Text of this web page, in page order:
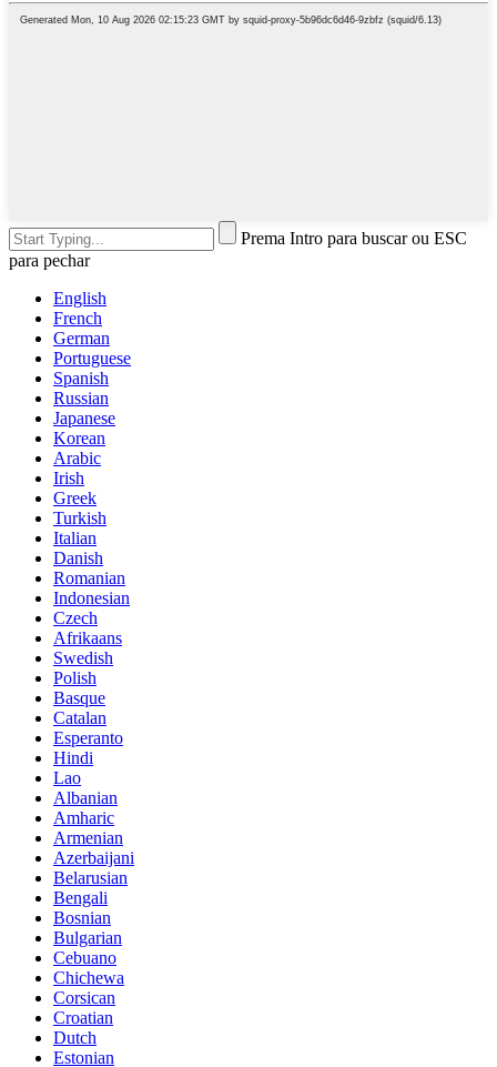
Prema Intro para buscar ou ESC
para pechar
English
French
German
Portuguese
Spanish
Russian
Japanese
Korean
Arabic
Irish
Greek
Turkish
Italian
Danish
Romanian
Indonesian
Czech
Afrikaans
Swedish
Polish
Basque
Catalan
Esperanto
Hindi
Lao
Albanian
Amharic
Armenian
Azerbaijani
Belarusian
Bengali
Bosnian
Bulgarian
Cebuano
Chichewa
Corsican
Croatian
Dutch
Estonian